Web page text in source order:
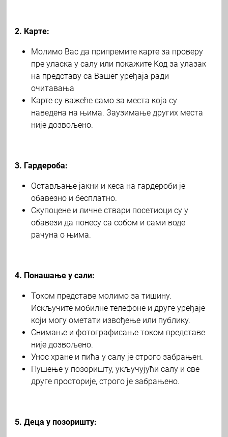
2. Карте:
Молимо Вас да припремите карте за проверу
пре уласка у салу или покажите Код за улазак
на представу са Вашег уређаја ради
очитавања
Карте су важеће само за места која су
наведена на њима. Заузимање других места
није дозвољено.
3. Гардероба:
Остављање јакни и кеса на гардероби је
обавезно и бесплатно.
Скупоцене и личне ствари посетиоци су у
обавези да понесу са собом и сами воде
рачуна о њима.
4. Понашање у сали:
Током представе молимо за тишину.
Искључите мобилне телефоне и друге уређаје
који могу ометати извођење или публику.
Снимање и фотографисање током представе
није дозвољено.
Унос хране и пића у салу је строго забрањен.
Пушење у позоришту, укључујући салу и све
друге просторије, строго је забрањено.
5. Деца у позоришту: